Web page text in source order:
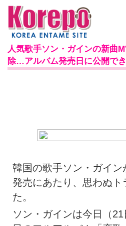
人気歌手ソン・ガインの新曲
除…アルバム発売日に公開で
韓国の歌手ソン・ガイン
発売にあたり、思わぬ
た。
ソン・ガインは今日（